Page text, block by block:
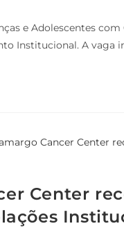
e Adolescentes
Institucional. A vaga
Center